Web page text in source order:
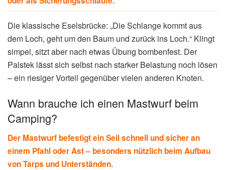
Die klassische Eselsbrücke: „Die Schlange kommt aus
dem Loch, geht um den Baum und zurück ins Loch.“ Klingt
simpel, sitzt aber nach etwas Übung bombenfest. Der
Palstek lässt sich selbst nach starker Belastung noch lösen
– ein riesiger Vorteil gegenüber vielen anderen Knoten.
Wann brauche ich einen Mastwurf beim
Camping?
Der Mastwurf befestigt ein Seil schnell und sicher an
einem Pfahl oder Ast – besonders nützlich beim Aufbau
von Tarps und Unterständen.